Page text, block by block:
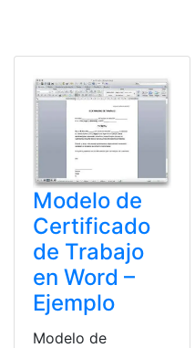
Modelo de
Certificado
de Trabajo
en Word –
Ejemplo
Modelo de